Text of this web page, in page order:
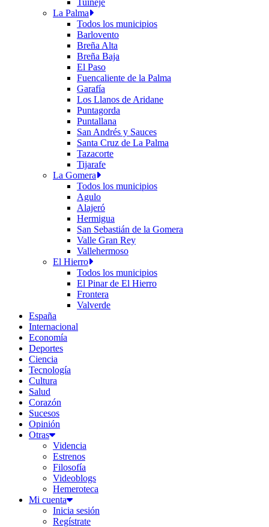
La Palma
Todos los municipios
Barlovento
Breña Alta
Breña Baja
El Paso
Fuencaliente de la Palma
Garafía
Los Llanos de Aridane
Puntagorda
Puntallana
San Andrés y Sauces
Santa Cruz de La Palma
Tazacorte
Tijarafe
La Gomera
Todos los municipios
Agulo
Alajeró
Hermigua
San Sebastián de la Gomera
Valle Gran Rey
Vallehermoso
El Hierro
Todos los municipios
El Pinar de El Hierro
Frontera
Valverde
España
Internacional
Economía
Deportes
Ciencia
Tecnología
Cultura
Salud
Corazón
Sucesos
Opinión
Otras
Videncia
Estrenos
Filosofía
Videoblogs
Hemeroteca
Mi cuenta
Inicia sesión
Regístrate